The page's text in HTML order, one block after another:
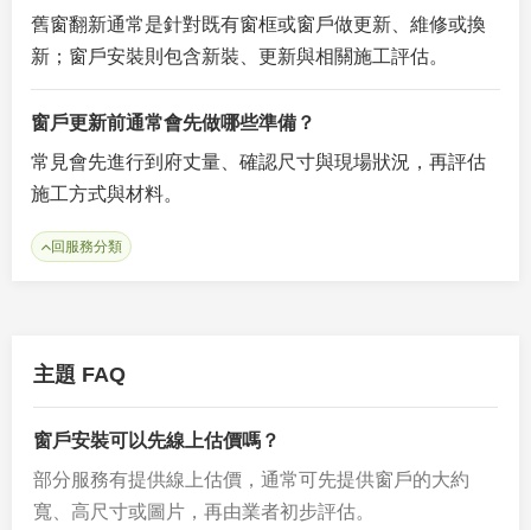
舊窗翻新通常是針對既有窗框或窗戶做更新、維修或換
新；窗戶安裝則包含新裝、更新與相關施工評估。
窗戶更新前通常會先做哪些準備？
常見會先進行到府丈量、確認尺寸與現場狀況，再評估
施工方式與材料。
回服務分類
主題 FAQ
窗戶安裝可以先線上估價嗎？
部分服務有提供線上估價，通常可先提供窗戶的大約
寬、高尺寸或圖片，再由業者初步評估。